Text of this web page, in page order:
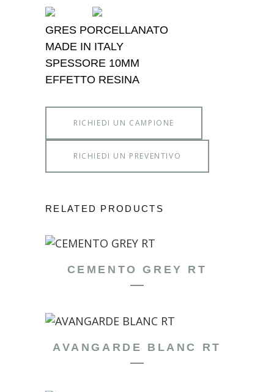
GRES PORCELLANATO
MADE IN ITALY
SPESSORE 10MM
EFFETTO RESINA
RICHIEDI UN CAMPIONE
RICHIEDI UN PREVENTIVO
RELATED PRODUCTS
CEMENTO GREY RT
AVANGARDE BLANC RT